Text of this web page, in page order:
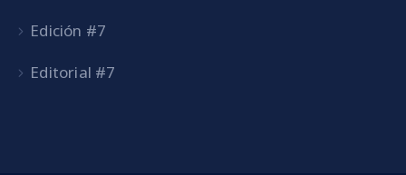
Edición #7
Editorial #7